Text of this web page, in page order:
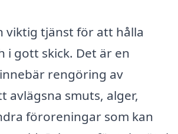
viktig tjänst för att hålla
i gott skick. Det är en
rengöring av
avlägsna smuts, alger,
föroreningar som kan